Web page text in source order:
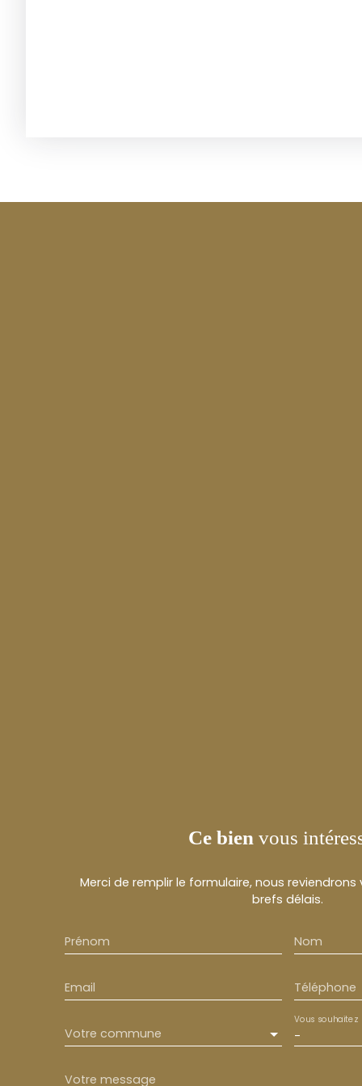
Ce bien vous
Merci de remplir le formulaire, nous
brefs délais.
Prénom Nom
Email Téléphone
Votre commune -
Vous souhaitez
Votre message